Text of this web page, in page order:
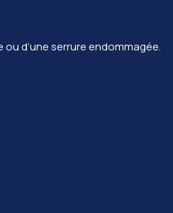
ou d’une serrure endommagée.